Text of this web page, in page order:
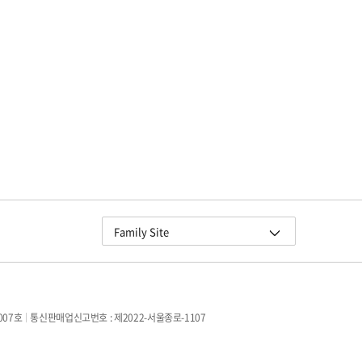
Family Site
교원그룹
구몬학습
호 통신판매업신고번호 : 제2022-서울종로-1107